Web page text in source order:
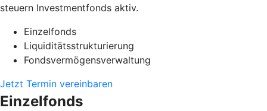
steuern Investmentfonds aktiv.
Einzelfonds
Liquiditätsstrukturierung
Fondsvermögensverwaltung
Jetzt Termin vereinbaren
Einzelfonds